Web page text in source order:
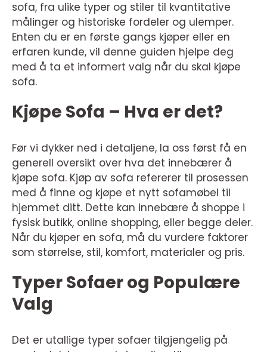
sofa, fra ulike typer og stiler til kvantitative
målinger og historiske fordeler og ulemper.
Enten du er en første gangs kjøper eller en
erfaren kunde, vil denne guiden hjelpe deg
med å ta et informert valg når du skal kjøpe
sofa.
Kjøpe Sofa – Hva er det?
Før vi dykker ned i detaljene, la oss først få en
generell oversikt over hva det innebærer å
kjøpe sofa. Kjøp av sofa refererer til prosessen
med å finne og kjøpe et nytt sofamøbel til
hjemmet ditt. Dette kan innebære å shoppe i
fysisk butikk, online shopping, eller begge deler.
Når du kjøper en sofa, må du vurdere faktorer
som størrelse, stil, komfort, materialer og pris.
Typer Sofaer og Populære
Valg
Det er utallige typer sofaer tilgjengelig på